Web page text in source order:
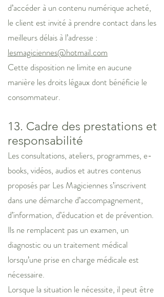
d’accéder à un contenu numérique acheté,
le client est invité à prendre contact dans les
meilleurs délais à l’adresse :
lesmagiciennes@hotmail.com
Cette disposition ne limite en aucune
manière les droits légaux dont bénéficie le
consommateur.
13. Cadre des prestations et
responsabilité
Les consultations, ateliers, programmes, e-
books, vidéos, audios et autres contenus
proposés par Les Magiciennes s’inscrivent
dans une démarche d’accompagnement,
d’information, d’éducation et de prévention.
Ils ne remplacent pas un examen, un
diagnostic ou un traitement médical
lorsqu’une prise en charge médicale est
nécessaire.
Lorsque la situation le nécessite, il peut être